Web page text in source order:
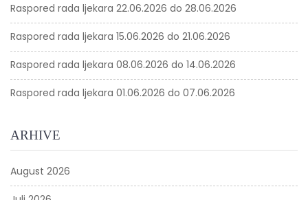
Raspored rada ljekara 22.06.2026 do 28.06.2026
Raspored rada ljekara 15.06.2026 do 21.06.2026
Raspored rada ljekara 08.06.2026 do 14.06.2026
Raspored rada ljekara 01.06.2026 do 07.06.2026
ARHIVE
August 2026